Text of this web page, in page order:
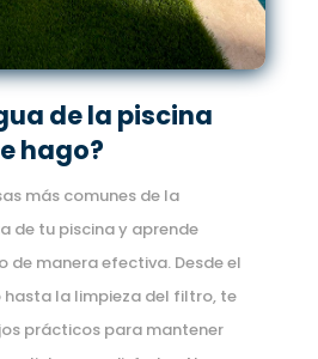
de la piscina
hago?
más comunes de la
de tu piscina y aprende
de manera efectiva. Desde el
la limpieza del filtro, te
prácticos para mantener